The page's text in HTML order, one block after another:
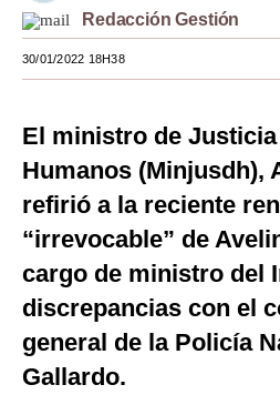
Mundo
EEUU
México
España
Internacional
Club del Suscriptor
Mix
Redacción Gestión
30/01/2022 18H38
El ministro de
Humanos (Minjusdh),
refirió a la reciente
“irrevocable” de
cargo de ministro del
discrepancias con el
general de la Policía
Gallardo.